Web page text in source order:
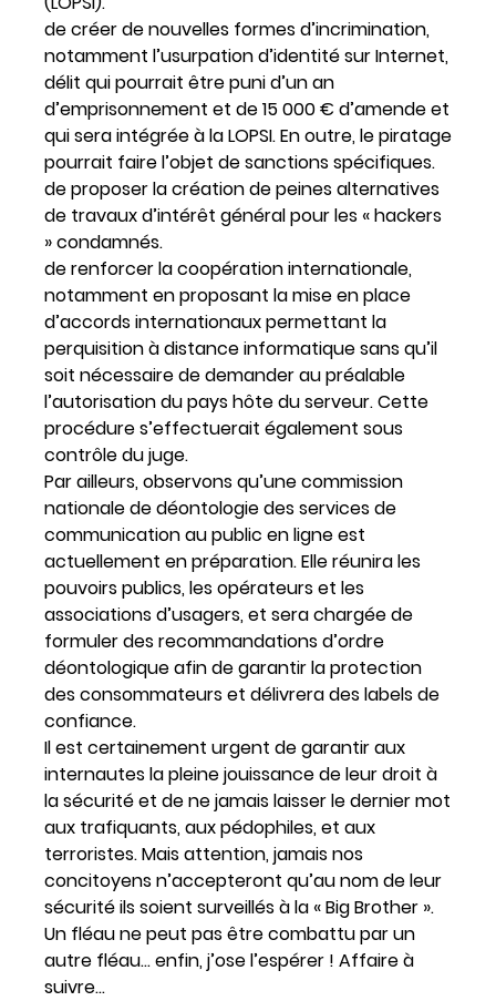
de créer de nouvelles formes d’incrimination,
notamment l’usurpation d’identité sur Internet,
délit qui pourrait être puni d’un an
d’emprisonnement et de 15 000 € d’amende et
qui sera intégrée à la LOPSI. En outre, le piratage
pourrait faire l’objet de sanctions spécifiques.
de proposer la création de peines alternatives
de travaux d’intérêt général pour les « hackers
» condamnés.
de renforcer la coopération internationale,
notamment en proposant la mise en place
d’accords internationaux permettant la
perquisition à distance informatique sans qu’il
soit nécessaire de demander au préalable
l’autorisation du pays hôte du serveur. Cette
procédure s’effectuerait également sous
contrôle du juge.
Par ailleurs, observons qu’une commission
nationale de déontologie des services de
communication au public en ligne est
actuellement en préparation. Elle réunira les
pouvoirs publics, les opérateurs et les
associations d’usagers, et sera chargée de
formuler des recommandations d’ordre
déontologique afin de garantir la protection
des consommateurs et délivrera des labels de
confiance.
Il est certainement urgent de garantir aux
internautes la pleine jouissance de leur droit à
la sécurité et de ne jamais laisser le dernier mot
aux trafiquants, aux pédophiles, et aux
terroristes. Mais attention, jamais nos
concitoyens n’accepteront qu’au nom de leur
sécurité ils soient surveillés à la « Big Brother ».
Un fléau ne peut pas être combattu par un
autre fléau… enfin, j’ose l’espérer ! Affaire à
suivre…